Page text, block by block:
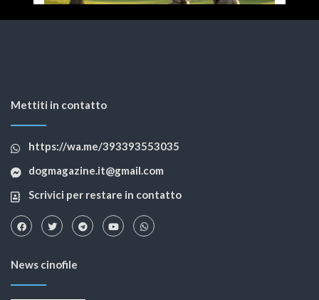
Mettiti in contatto
https://wa.me/393393553035
dogmagazine.it@gmail.com
Scrivici per restare in contatto
News cinofile